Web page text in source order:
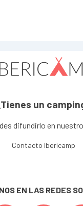
un
difundirlo en
Contacto Ibericamp
EN LAS REDES